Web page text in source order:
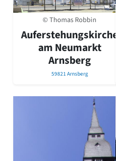
© Thomas Robbin
Auferstehungskirche
am Neumarkt
Arnsberg
59821 Arnsberg